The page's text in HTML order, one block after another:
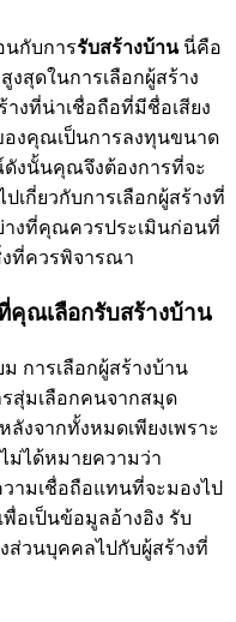
นกับการรับสร้างบ้านนี่คือ
สุดในการเลือกผู้สร้าง
งที่น่าเชื่อถือที่มีชื่อเสียง
งคุณเป็นการลงทุนขนาด
งนั้นคุณจึงต้องการที่จะ
เกี่ยวกับการเลือกผู้สร้างที่
างที่คุณควรประเมินก่อนที่
งที่ควรพิจารณา
ณเลือกรับสร้างบ้าน
การเลือกผู้สร้างบ้าน
สุ่มเลือกคนจากสมุด
หลังจากทั้งหมดเพียงเพราะ
ม่ได้หมายความว่า
ามเชื่อถือแทนที่จะมองไป
อเป็นข้อมูลอ้างอิง รับ
ส่วนบุคคลไปกับผู้สร้างที่